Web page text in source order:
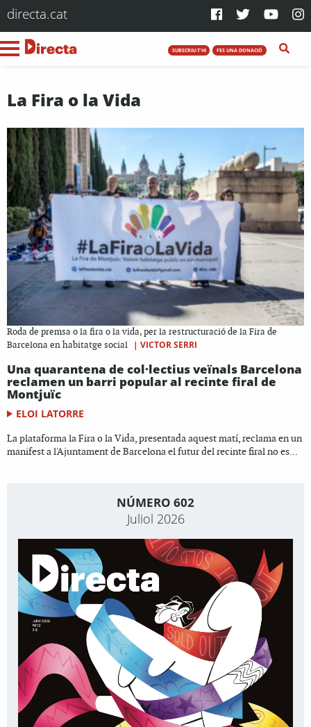
directa.cat
SUBSCRIU-T'HI FES UNA DONACIÓ
La Fira o la Vida
Roda de premsa o la fira o la vida, per la restructuració de la Fira de
Barcelona en habitatge social
| VICTOR SERRI
Una quarantena de col·lectius veïnals Barcelona
reclamen un barri popular al recinte firal de
Montjuïc
ELOI LATORRE
La plataforma la Fira o la Vida, presentada aquest matí, reclama en un
manifest a l'Ajuntament de Barcelona el futur del recinte firal no es...
NÚMERO 602
Juliol 2026